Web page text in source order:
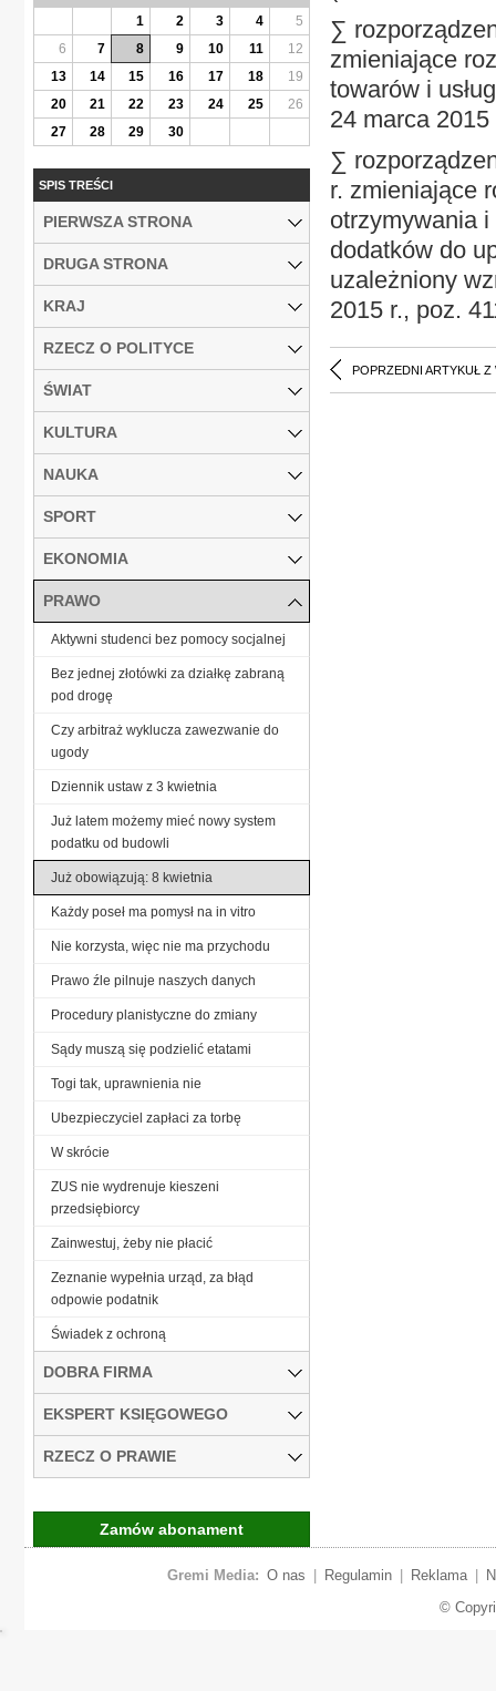
∑
zmieniające
towarów i
24 marca
∑
r. zmieniające
otrzymywania
dodatków do
uzależniony
2015 r., poz.
POPRZEDNI ARTYKUŁ Z
1
2 3 4
5
6
7 8 9 10 11
12
13
14 15 16 17 18
19
20
21 22 23 24 25
26
27
28 29 30
SPIS TREŚCI
PIERWSZA STRONA
DRUGA STRONA
KRAJ
RZECZ O POLITYCE
ŚWIAT
KULTURA
NAUKA
SPORT
EKONOMIA
PRAWO
Aktywni studenci bez pomocy socjalnej
Bez jednej złotówki za działkę zabraną
pod drogę
Czy arbitraż wyklucza zawezwanie do
ugody
Dziennik ustaw z 3 kwietnia
Już latem możemy mieć nowy system
podatku od budowli
Już obowiązują: 8 kwietnia
Każdy poseł ma pomysł na in vitro
Nie korzysta, więc nie ma przychodu
Prawo źle pilnuje naszych danych
Procedury planistyczne do zmiany
Sądy muszą się podzielić etatami
Togi tak, uprawnienia nie
Ubezpieczyciel zapłaci za torbę
W skrócie
ZUS nie wydrenuje kieszeni
przedsiębiorcy
Zainwestuj, żeby nie płacić
Zeznanie wypełnia urząd, za błąd
odpowie podatnik
Świadek z ochroną
DOBRA FIRMA
EKSPERT KSIĘGOWEGO
RZECZ O PRAWIE
Zamów abonament
Gremi Media: O nas Regulamin Reklama
©